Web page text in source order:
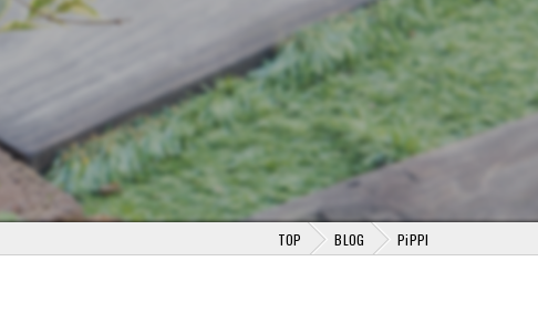
TOP BLOG PiPPI